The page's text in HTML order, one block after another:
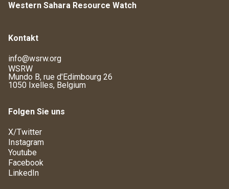
Western Sahara Resource Watch
Kontakt
info@wsrw.org
WSRW
Mundo B, rue d'Edimbourg 26
1050 Ixelles, Belgium
Folgen Sie uns
X/Twitter
Instagram
Youtube
Facebook
LinkedIn